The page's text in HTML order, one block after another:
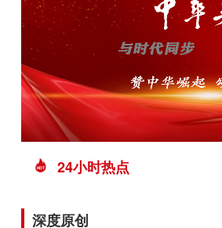
24小时热点
深度原创